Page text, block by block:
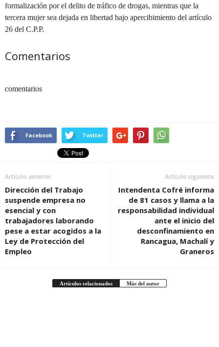
formalización por el delito de tráfico de drogas, mientras que la
tercera mujer sea dejada en libertad bajo apercibimiento del artículo
26 del C.P.P.
Comentarios
comentarios
Facebook Twitter
Artículo anterior
Dirección del Trabajo
suspende empresa no
esencial y con
trabajadores laborando
pese a estar acogidos a la
Ley de Protección del
Empleo
Artículo siguiente
Intendenta Cofré informa
de 81 casos y llama a la
responsabilidad individual
ante el inicio del
desconfinamiento en
Rancagua, Machalí y
Graneros
Artículos relacionados Más del autor